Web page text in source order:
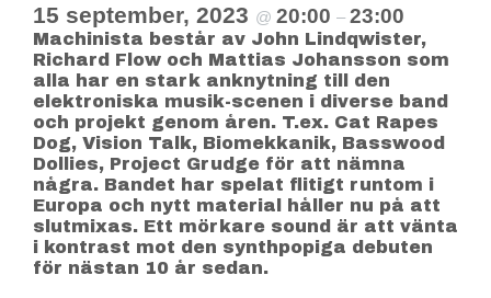
15 september, 2023 @ 20:00 – 23:00
Machinista består av John Lindqwister,
Richard Flow och Mattias Johansson som
alla har en stark anknytning till den
elektroniska musik-scenen i diverse band
och projekt genom åren. T.ex. Cat Rapes
Dog, Vision Talk, Biomekkanik, Basswood
Dollies, Project Grudge för att nämna
några. Bandet har spelat flitigt runtom i
Europa och nytt material håller nu på att
slutmixas. Ett mörkare sound är att vänta
i kontrast mot den synthpopiga debuten
för nästan 10 år sedan.